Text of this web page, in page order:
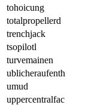
tohoicung
totalpropellerd
trenchjack
tsopilotl
turvemainen
ublicheraufenth
umud
uppercentralfac